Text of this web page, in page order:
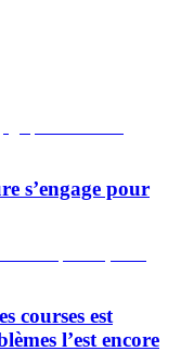
s’engage pour
courses est
l’est encore